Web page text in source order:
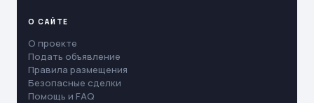
О САЙТЕ
О проекте
Подать объявление
Правила размещения
Безопасные сделки
Помощь и FAQ